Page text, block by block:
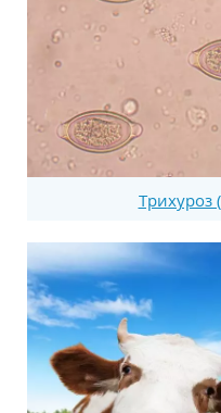
Трихуроз